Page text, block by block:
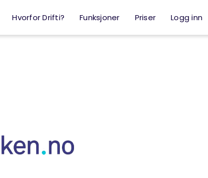
Hvorfor Drifti? Funksjoner Priser Logg inn